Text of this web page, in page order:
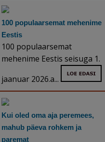
100 populaarsemat mehenime
Eestis
100 populaarsemat
mehenime Eestis seisuga 1.
jaanuar 2026.a...
Kui oled oma aja peremees,
mahub päeva rohkem ja
paremat